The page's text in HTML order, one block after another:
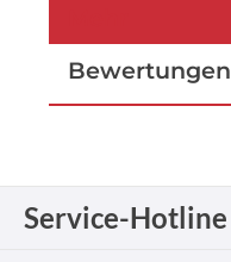
Bewertungen
Service-Hotline